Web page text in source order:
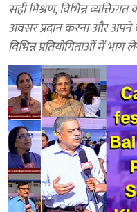
सही मिश्रण, विभिन्न
अवसर प्रदान करना और
विभिन्न प्रतियोगिताओं में भाग